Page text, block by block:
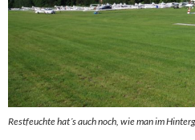
Restfeuchte hat´s auch noch, wie man im